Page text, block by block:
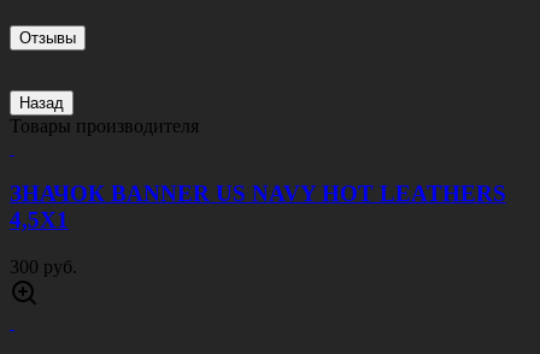
Отзывы
Назад
Товары производителя
ЗНАЧОК BANNER US NAVY HOT LEATHERS
4,5Х1
300 руб.